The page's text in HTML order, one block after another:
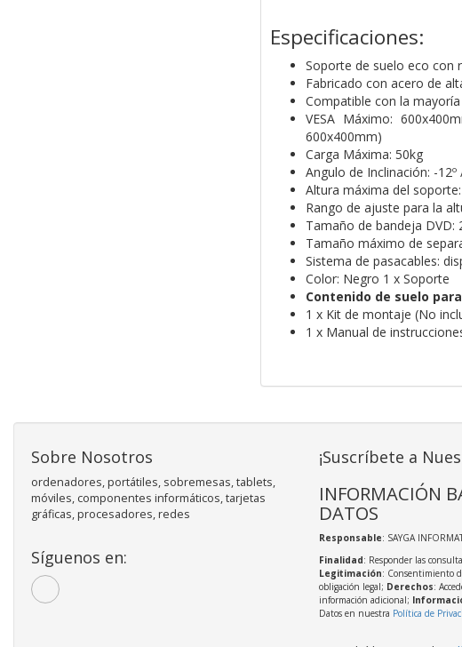
Especificaciones:
Soporte de suelo eco con
Fabricado con acero de
Compatible con la
VESA Máximo:
600x400mm)
Carga Máxima: 50kg
Angulo de Inclinación: -12º
Altura máxima del
Rango de ajuste para la
Tamaño de bandeja
Tamaño máximo de
Sistema de pasacables:
Color: Negro 1 x Soporte
Contenido de suelo
1 x Kit de montaje (No
1 x Manual de
Sobre Nosotros
ordenadores, portátiles, sobremesas, tablets,
móviles, componentes informáticos, tarjetas
gráficas, procesadores, redes
Síguenos en:
¡Suscríbete a
INFORMACIÓN
DATOS
Responsable: SAYGA
Finalidad: Responder las
Legitimación: Consentimiento
obligación legal; Derechos:
información adicional;
Datos en nuestra Política de